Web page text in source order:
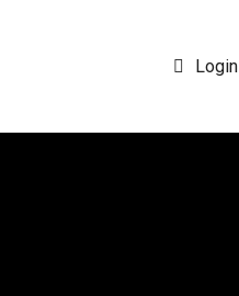
Login